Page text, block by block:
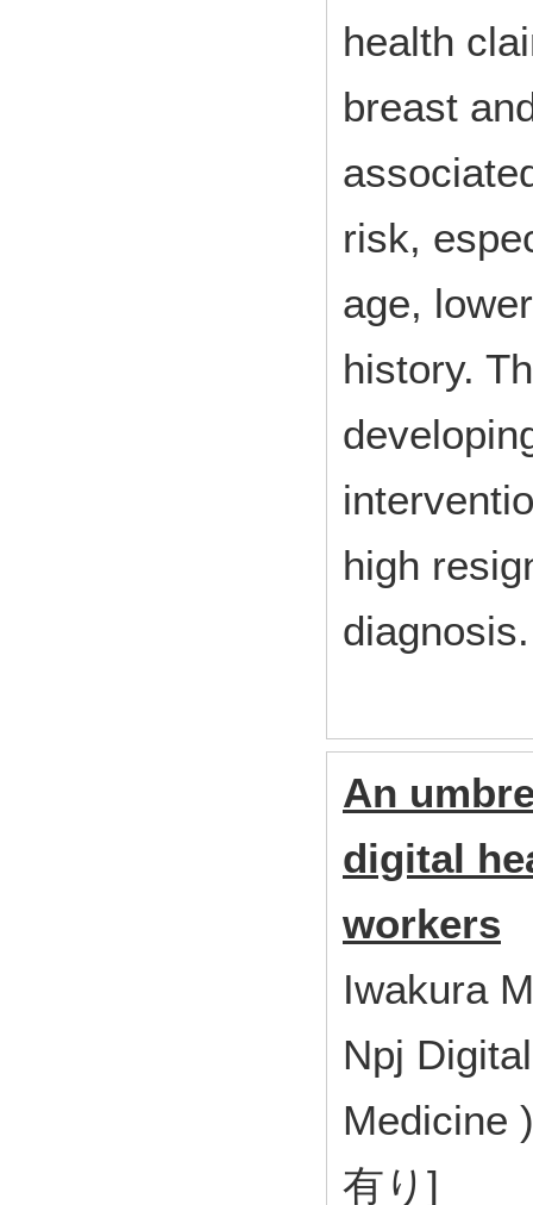
health
breast
risk,
age,
history.
high
diagnosis.
An
digital
workers
Iwakura
Npj
有り]